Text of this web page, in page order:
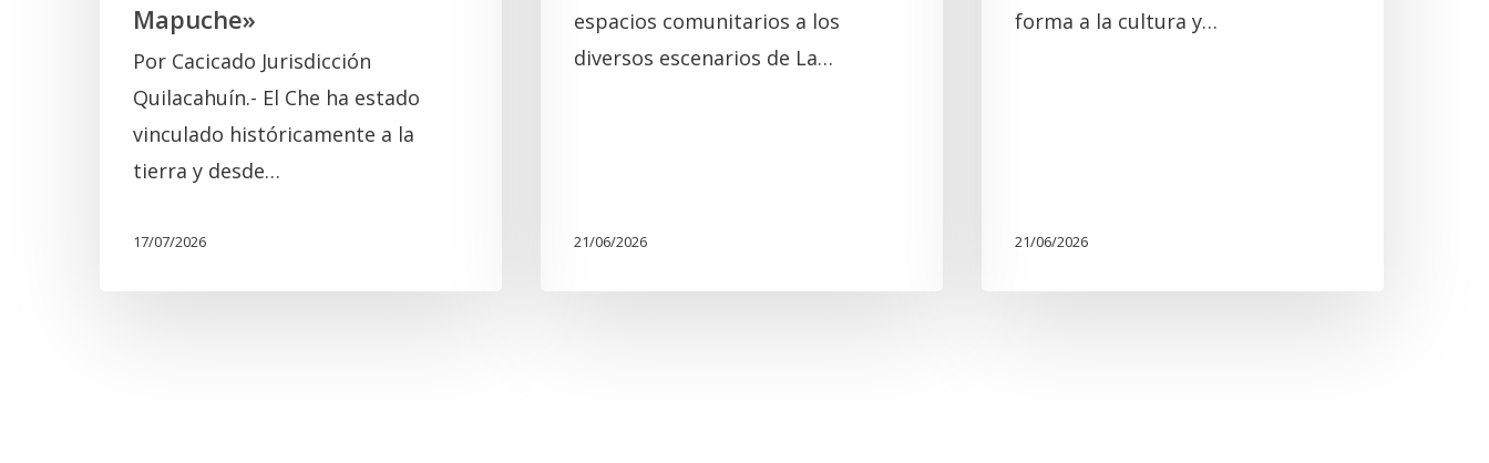
culturales
Mapuche»
Mapuche»
Por Cacicado Jurisdicción
Quilacahuín.- El Che ha estado
vinculado históricamente a la
tierra y desde…
17/07/2026
espacios comunitarios a los
diversos escenarios de La…
21/06/2026
forma a la cultura y…
21/06/2026